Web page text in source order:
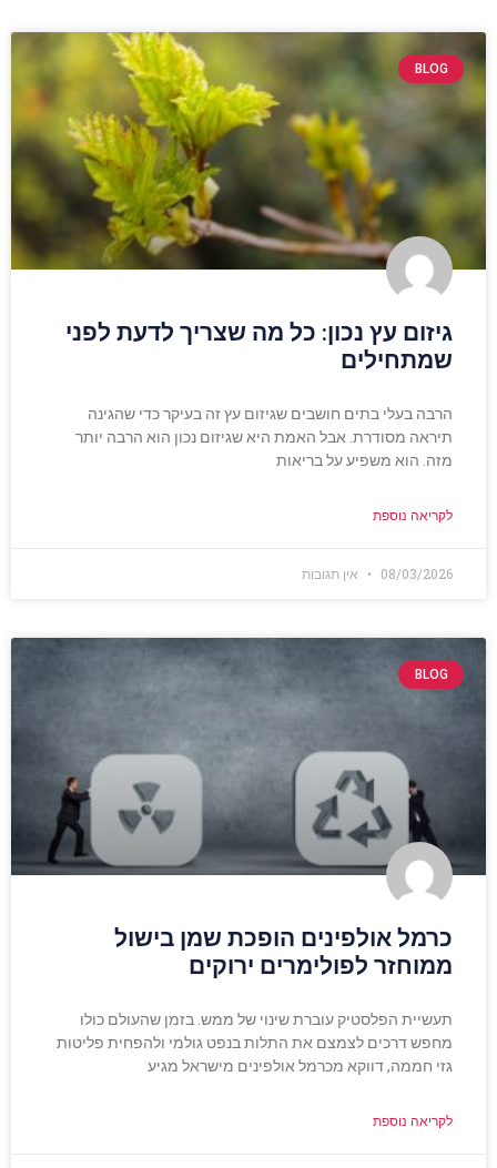
BLOG
גיזום עץ נכון: כל מה שצריך לדעת לפני
שמתחילים
הרבה בעלי בתים חושבים שגיזום עץ זה בעיקר כדי שהגינה
תיראה מסודרת. אבל האמת היא שגיזום נכון הוא הרבה יותר
מזה. הוא משפיע על בריאות
לקריאה נוספת
08/03/2026 אין תגובות
BLOG
כרמל אולפינים הופכת שמן בישול
ממוחזר לפולימרים ירוקים
תעשיית הפלסטיק עוברת שינוי של ממש. בזמן שהעולם כולו
מחפש דרכים לצמצם את התלות בנפט גולמי ולהפחית פליטות
גזי חממה, דווקא מכרמל אולפינים מישראל מגיע
לקריאה נוספת